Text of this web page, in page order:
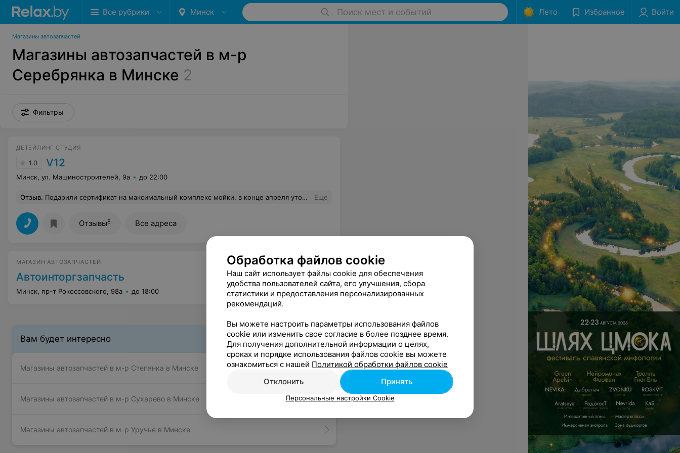
Все рубрики Минск Поиск мест и событий Лето Избранное Войти
Магазины автозапчастей
Магазины автозапчастей в м-р
Серебрянка в Минске 2
Фильтры
ДЕТЕЙЛИНГ СТУДИЯ
1.0 V12
Минск, ул. Машиностроителей, 9а до 22:00
Отзыв. Подарили сертификат на максимальный комплекс мойки, в конце апреля уточнял сроки действия на что администратор уверял что без ограничений, в июне хотел записаться на что ответили что сейчас мойка на ремонте, позвоните на следующей неделе. В очередной раз решил записаться на что администратор мягко послал по телефону и сообщил что у нас сменился владелец и ваш сертификат не действителен. Еще
Отзывы8 Все адреса
МАГАЗИН АВТОЗАПЧАСТЕЙ
Автоинторгзапчасть
Минск, пр-т Рокоссовского, 98а до 18:00
Вам будет интересно
Магазины автозапчастей в м-р Степянка в Минске
Магазины автозапчастей в м-р Сухарево в Минске
Магазины автозапчастей в м-р Уручье в Минске
Обработка файлов cookie
Наш сайт использует файлы cookie для обеспечения
удобства пользователей сайта, его улучшения, сбора
статистики и предоставления персонализированных
рекомендаций.
Вы можете настроить параметры использования файлов
cookie или изменить свое согласие в более позднее время.
Для получения дополнительной информации о целях,
сроках и порядке использования файлов cookie вы можете
ознакомиться с нашей Политикой обработки файлов cookie
Отклонить
Принять
Персональные настройки Cookie